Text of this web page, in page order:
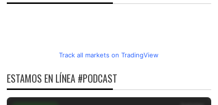
Track all markets on TradingView
ESTAMOS EN LÍNEA #PODCAST